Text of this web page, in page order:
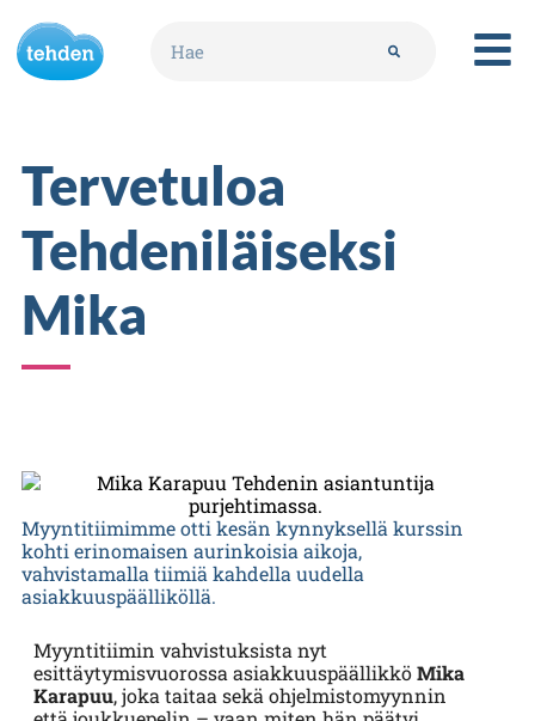
Tervetuloa
Tehdeniläiseksi
Mika
Myyntitiimimme otti kesän kynnyksellä kurssin
kohti erinomaisen aurinkoisia aikoja,
vahvistamalla tiimiä kahdella uudella
asiakkuuspäälliköllä.
Myyntitiimin vahvistuksista nyt
esittäytymisvuorossa asiakkuuspäällikköMika
Karapuu, joka taitaa sekä ohjelmistomyynnin